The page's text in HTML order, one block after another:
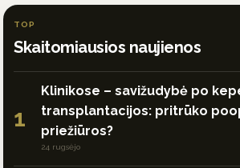
TOP
Skaitomiausios naujienos
1
Klinikose – savižudybė po
transplantacijos: pritrūko
priežiūros?
24 rugsėjo